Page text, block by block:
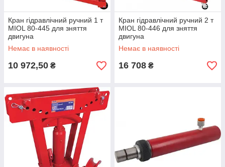
Кран гідравлічний ручний 1 т
MIOL 80-445 для зняття
двигуна
Немає в наявності
10 972,50 ₴
Кран гідравлічний ручний 2 т
MIOL 80-446 для зняття
двигуна
Немає в наявності
16 708 ₴